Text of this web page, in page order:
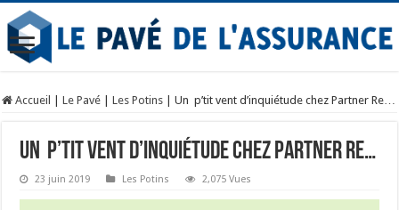
Accueil Le Pavé Les Potins Un p’tit vent d’inquiétude chez Partner Re…
Un p’tit vent d’inquiétude chez Partner Re…
23 juin 2019 Les Potins 2,075 Vues